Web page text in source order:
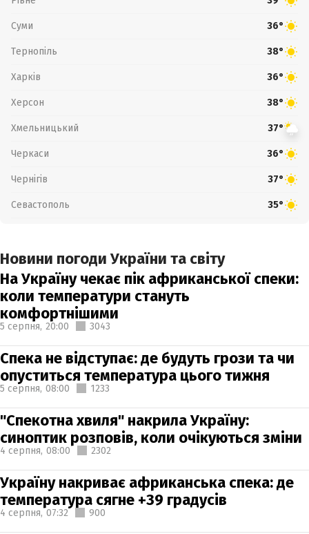
Суми 36°
Тернопіль 38°
Харків 36°
Херсон 38°
Хмельницький 37°
Черкаси 36°
Чернігів 37°
Севастополь 35°
Новини погоди України та світу
На Україну чекає пік африканської спеки:
коли температури стануть
комфортнішими
5 серпня, 20:00 3043
Спека не відступає: де будуть грози та чи
опуститься температура цього тижня
5 серпня, 08:00 1233
"Спекотна хвиля" накрила Україну:
синоптик розповів, коли очікуються зміни
4 серпня, 08:00 2302
Україну накриває африканська спека: де
температура сягне +39 градусів
4 серпня, 07:32 900